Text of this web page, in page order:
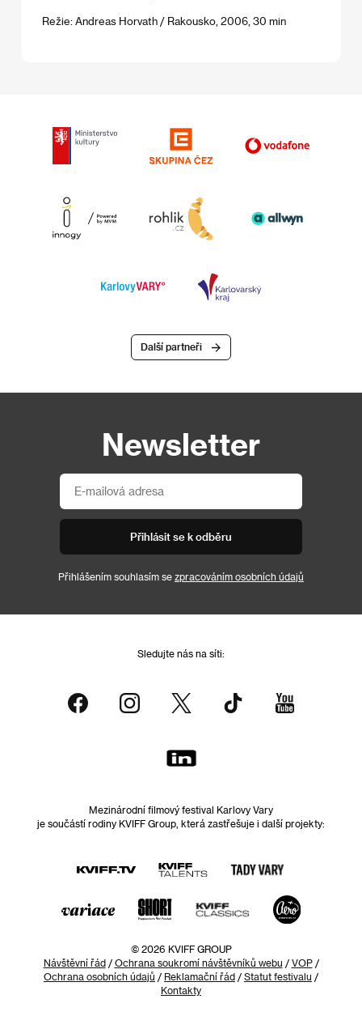
Režie: Andreas Horvath / Rakousko, 2006, 30 min
Další partneři
Newsletter
Přihlásit se k odběru
Přihlášením souhlasím se zpracováním osobních údajů
Sledujte nás na síti:
Mezinárodní filmový festival Karlovy Vary
je součástí rodiny KVIFF Group, která zastřešuje i další projekty:
© 2026 KVIFF GROUP
Návštěvní řád/ Ochrana soukromí návštěvníků webu / VOP/
Ochrana osobních údajů / Reklamační řád / Statut festivalu /
Kontakty